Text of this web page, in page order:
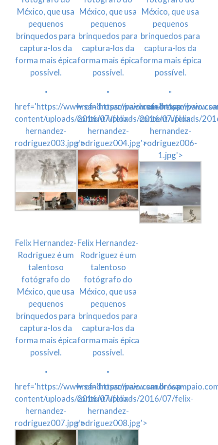
México, que usa
pequenos
brinquedos para
captura-los da
forma mais épica
possível.
"
href='https://www.sandrosampaio.com.br/wp-
content/uploads/2016/07/felix-
hernandez-
rodriguez003.jpg'>
México, que usa
pequenos
brinquedos para
captura-los da
forma mais épica
possível.
"
href='https://
content/uploads/2016/07/felix-
hernandez-
rodriguez004.jpg'>
México, que usa
pequenos
brinquedos para
captura-los da
forma mais épica
possível.
"
href='https://
content/uploads/
hernandez-
rodriguez006-
1.jpg'>
Felix Hernandez-
Rodriguez é um
talentoso
fotógrafo do
México, que usa
pequenos
brinquedos para
captura-los da
forma mais épica
possível.
"
href='https://www.sandrosampaio.com.br/wp-
content/uploads/2016/07/felix-
hernandez-
rodriguez007.jpg'>
Felix Hernandez-
Rodriguez é um
talentoso
fotógrafo do
México, que usa
pequenos
brinquedos para
captura-los da
forma mais épica
possível.
"
href='https://
content/uploads/2016/07/felix-
hernandez-
rodriguez008.jpg'>